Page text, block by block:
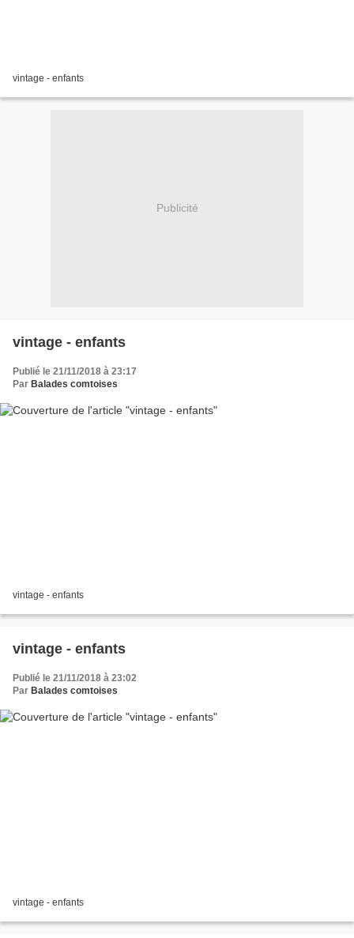
vintage - enfants
Publicité
vintage - enfants
Publié le 21/11/2018 à 23:17
Par Balades comtoises
vintage - enfants
vintage - enfants
Publié le 21/11/2018 à 23:02
Par Balades comtoises
vintage - enfants